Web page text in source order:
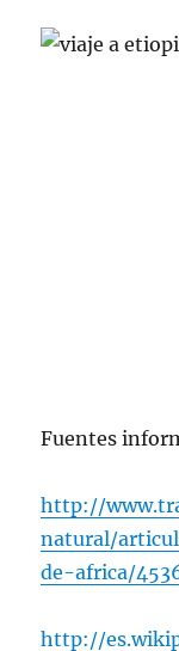
Fuentes
http://
natural/
de-africa/
http://